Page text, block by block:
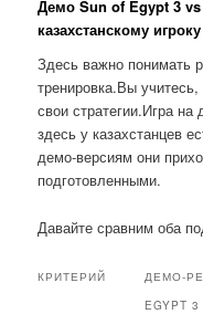
Демо Sun of Egypt 3
казахстанскому игроку
Здесь важно понимать
тренировка.Вы
свои стратегии.Игра
здесь у казахстанцев
демо-версиям они
подготовленными.
Давайте сравним оба
КРИТЕРИЙ
ДЕМО-
EGYPT 3